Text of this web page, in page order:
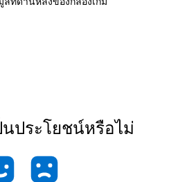
ประโยชน์หรือไม่